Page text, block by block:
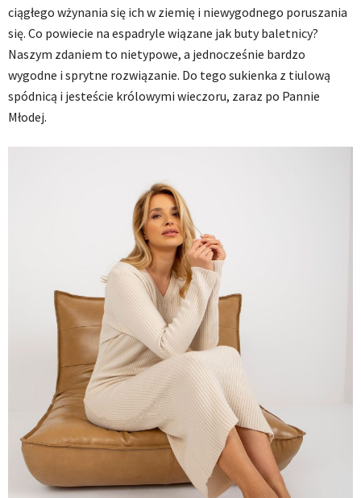
ciągłego wżynania się ich w ziemię i niewygodnego poruszania
się. Co powiecie na espadryle wiązane jak buty baletnicy?
Naszym zdaniem to nietypowe, a jednocześnie bardzo
wygodne i sprytne rozwiązanie. Do tego sukienka z tiulową
spódnicą i jesteście królowymi wieczoru, zaraz po Pannie
Młodej.